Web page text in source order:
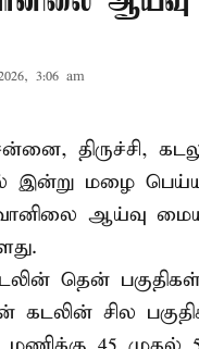
3:06 am
திருச்சி,
இன்று மழை
ஆய்வு
தென்
கடலின் சில